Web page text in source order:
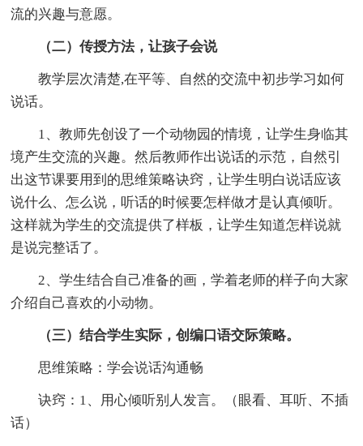
流的兴趣与意愿。
（二）传授方法，让孩子会说
教学层次清楚,在平等、自然的交流中初步学习如何
说话。
1、教师先创设了一个动物园的情境，让学生身临其
境产生交流的兴趣。然后教师作出说话的示范，自然引
出这节课要用到的思维策略诀窍，让学生明白说话应该
说什么、怎么说，听话的时候要怎样做才是认真倾听。
这样就为学生的交流提供了样板，让学生知道怎样说就
是说完整话了。
2、学生结合自己准备的画，学着老师的样子向大家
介绍自己喜欢的小动物。
（三）结合学生实际，创编口语交际策略。
思维策略：学会说话沟通畅
诀窍：1、用心倾听别人发言。（眼看、耳听、不插
话）